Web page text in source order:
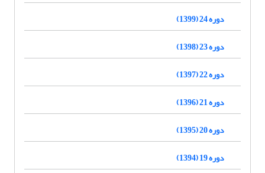
دوره 24 (1399)
دوره 23 (1398)
دوره 22 (1397)
دوره 21 (1396)
دوره 20 (1395)
دوره 19 (1394)